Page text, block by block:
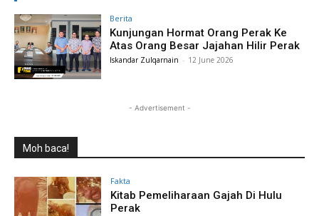
Berita
Kunjungan Hormat Orang Perak Ke
Atas Orang Besar Jajahan Hilir Perak
Iskandar Zulqarnain - 12 June 2026
- Advertisement -
Moh baca!
Fakta
Kitab Pemeliharaan Gajah Di Hulu
Perak